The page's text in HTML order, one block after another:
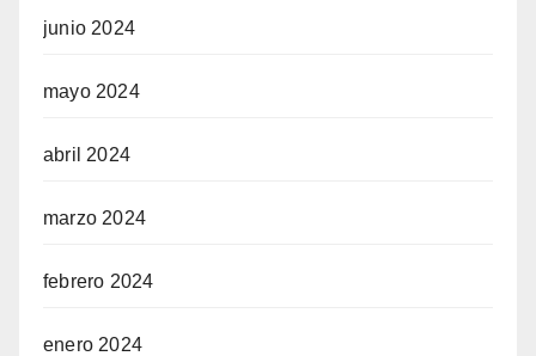
junio 2024
mayo 2024
abril 2024
marzo 2024
febrero 2024
enero 2024